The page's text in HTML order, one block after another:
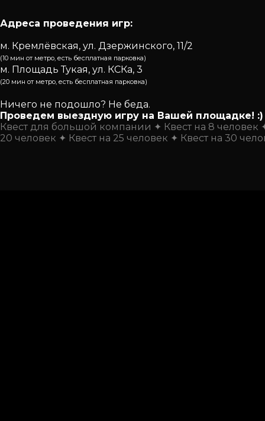
Адреса проведения игр:
м. Кремлёвская, ул. Дзержинского, 11/2
(10 мин от метро, есть бесплатная парковка)
м. Площадь Тукая, ул. КСКа, 3
(20 мин от метро, есть бесплатная парковка)
Ничего не подошло? Не беда.
Проведем выездную игру на Вашей площадке! :)
Квест для большой компании
Квест на 8 человек
20 человек
Квест на 25 человек Квест на 30